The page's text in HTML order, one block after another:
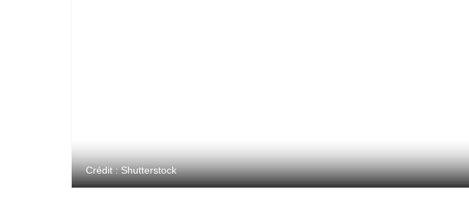
Crédit : Shutterstock